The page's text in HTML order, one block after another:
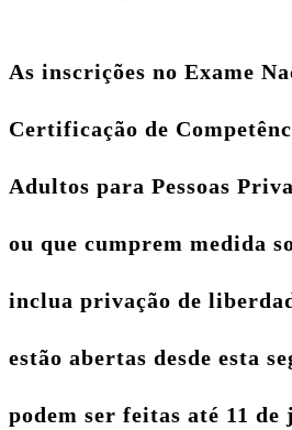
As inscrições no Exame
Certificação de
Adultos para Pessoas
ou que cumprem medida
inclua privação de
estão abertas desde esta
podem ser feitas até 11 de